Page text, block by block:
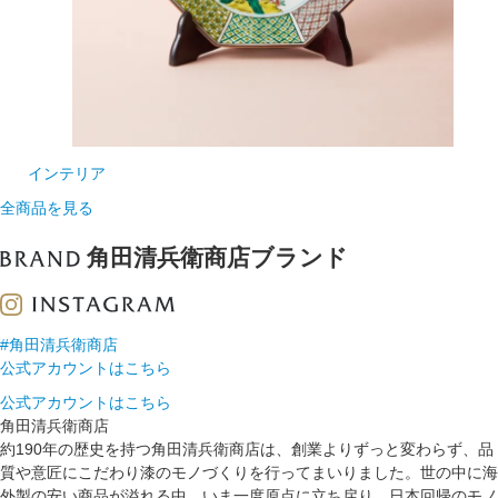
インテリア
全商品を見る
角田清兵衛商店ブランド
#角田清兵衛商店
公式アカウントはこちら
公式アカウントはこちら
角田清兵衛商店
約190年の歴史を持つ角田清兵衛商店は、創業よりずっと変わらず、品
質や意匠にこだわり漆のモノづくりを行ってまいりました。世の中に海